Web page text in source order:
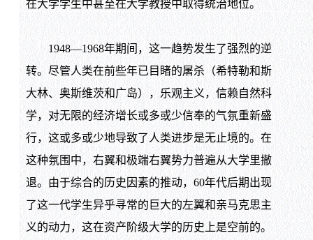
在大学学生中甚至在大学教授中取得统治地位。
1948—1968年期间，这一趋势发生了强烈的逆
转。尽管人类在前些年已目睹的屠杀（希特勒和斯
大林、奥斯维茨和广岛），乐观主义，信赖自然科
学，对无限的经济增长或多或少信奉的气氛重新盛
行，这或多或少地导致了人类进步是无止境的。在
这种氛围中，右翼和极端右翼势力普遍从大学里撤
退。由于综合的历史因素的推动， 60年代后期出现
了这一代学生异乎寻常的巨大的左翼和亲马克思主
义的动力，这在资产阶级大学的历史上是空前的。